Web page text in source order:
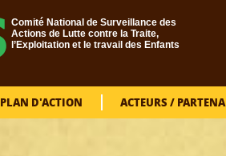
Comité National de Surveillance des
Actions de Lutte contre la Traite,
l’Exploitation et le travail des Enfants
PLAN D'ACTION ACTEURS /